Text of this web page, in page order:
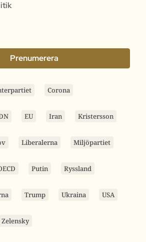
Prenumerera
Corona
EU Iran Kristersson
Liberalerna Miljöpartiet
Putin Ryssland
Trump Ukraina USA
Zelensky